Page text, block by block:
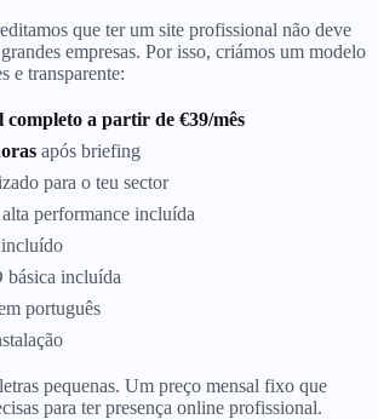
que ter um site profissional não deve
empresas. Por isso, criámos um modelo
e transparente:
completo a partir de €39/mês
após briefing
para o teu sector
performance incluída
básica incluída
português
pequenas. Um preço mensal fixo que
para ter presença online profissional.